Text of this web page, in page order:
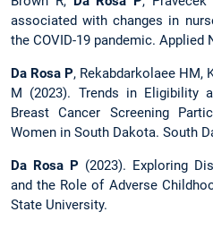
associated with changes in
the COVID-19 pandemic. Applied
Da Rosa P, Rekabdarkolaee HM,
M (2023). Trends in Eligibility
Breast Cancer Screening
Women in South Dakota. South
Da Rosa P (2023). Exploring
and the Role of Adverse
State University.